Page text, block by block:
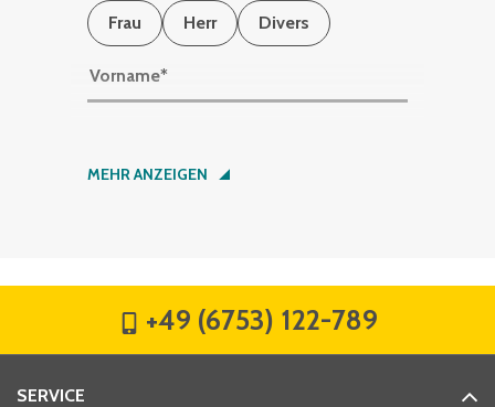
Frau
Herr Divers
Vorname*
Nachname*
MEHR ANZEIGEN
+49 (6753) 122-789
SERVICE